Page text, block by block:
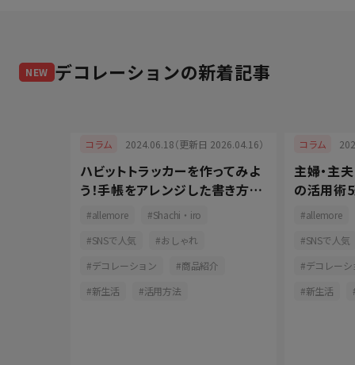
NEW デコレーションの新着記事
コラム 2024.06.18（更新日 2026.04.16）
ハビットトラッカーを作ってみよ
う！手帳をアレンジした書き方と
長続きの秘訣
allemore
Shachi・iro
SNSで人気
おしゃれ
デコレーション
商品紹介
新生活
活用方法
コラム
主婦・主
の活用術
コツをご
allemore
SNSで人気
デコレーシ
新生活